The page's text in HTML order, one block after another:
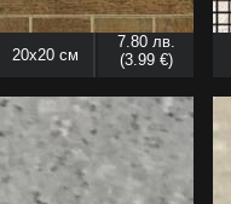
20x20 см
7.80 лв.
(3.99 €)